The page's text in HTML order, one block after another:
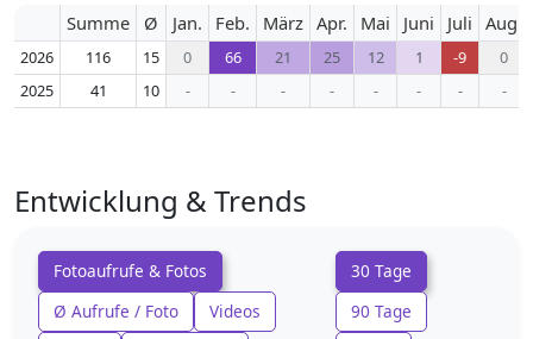
Summe Ø Jan. Feb. März Apr. Mai Juni Juli Aug.
2026 116 15 0 66 21 25 12 1 -9
0
2025
41 10 - - - - - - - -
Entwicklung & Trends
Fotoaufrufe & Fotos
Ø Aufrufe / Foto
Videos
30 Tage
90 Tage